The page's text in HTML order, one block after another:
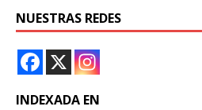
NUESTRAS REDES
INDEXADA EN